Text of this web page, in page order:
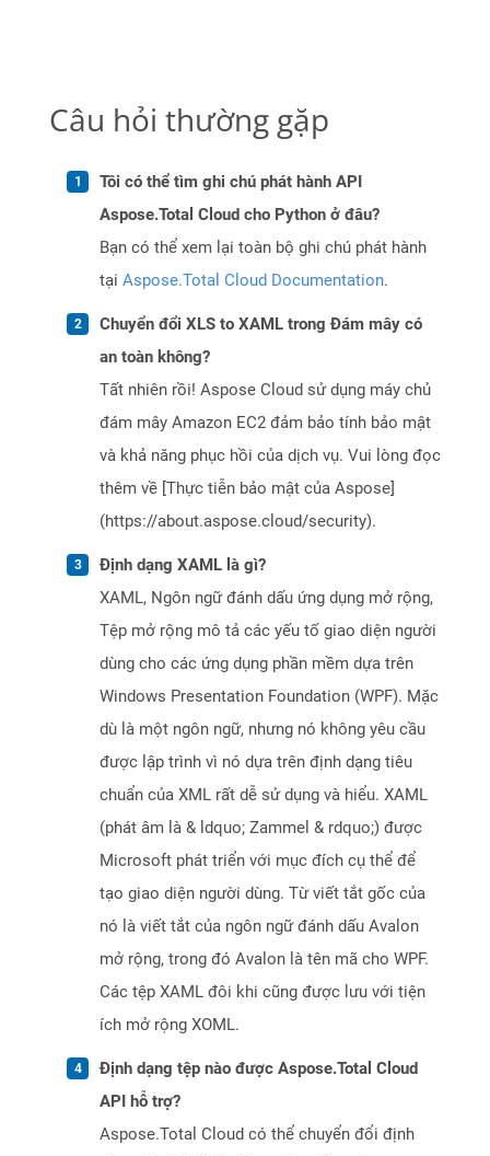
Câu hỏi thường gặp
Tôi có thể tìm ghi chú phát hành API
Aspose.Total Cloud cho Python ở đâu?
Bạn có thể xem lại toàn bộ ghi chú phát hành
tại Aspose.Total Cloud Documentation.
Chuyển đổi XLS to XAML trong Đám mây có
an toàn không?
Tất nhiên rồi! Aspose Cloud sử dụng máy chủ
đám mây Amazon EC2 đảm bảo tính bảo mật
và khả năng phục hồi của dịch vụ. Vui lòng đọc
thêm về [Thực tiễn bảo mật của Aspose]
(https://about.aspose.cloud/security).
Định dạng XAML là gì?
XAML, Ngôn ngữ đánh dấu ứng dụng mở rộng,
Tệp mở rộng mô tả các yếu tố giao diện người
dùng cho các ứng dụng phần mềm dựa trên
Windows Presentation Foundation (WPF). Mặc
dù là một ngôn ngữ, nhưng nó không yêu cầu
được lập trình vì nó dựa trên định dạng tiêu
chuẩn của XML rất dễ sử dụng và hiểu. XAML
(phát âm là & ldquo; Zammel & rdquo;) được
Microsoft phát triển với mục đích cụ thể để
tạo giao diện người dùng. Từ viết tắt gốc của
nó là viết tắt của ngôn ngữ đánh dấu Avalon
mở rộng, trong đó Avalon là tên mã cho WPF.
Các tệp XAML đôi khi cũng được lưu với tiện
ích mở rộng XOML.
Định dạng tệp nào được Aspose.Total Cloud
API hỗ trợ?
Aspose.Total Cloud có thể chuyển đổi định